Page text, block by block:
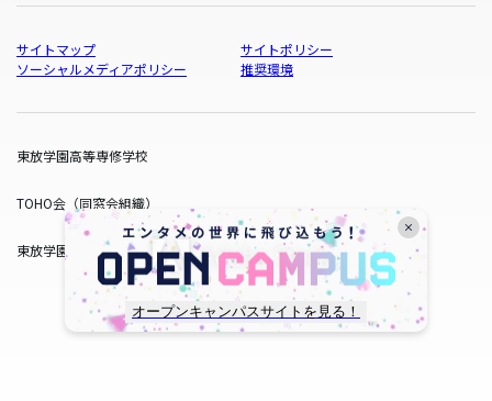
オープンキャンパスサイトを見る！
サイトマップ
サイトポリシー
ソーシャルメディアポリシー
推奨環境
東放学園高等専修学校
TOHO会（同窓会組織）
東放学園サービス
copyright © TOHO GAKUEN All Rights Reserved.